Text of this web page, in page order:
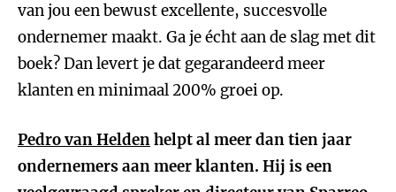
van jou een bewust excellente, succesvolle
ondernemer maakt. Ga je écht aan de slag met dit
boek? Dan levert je dat gegarandeerd meer
klanten en minimaal 200% groei op.
Pedro van Heldenhelpt al meer dan tien jaar
ondernemers aan meer klanten. Hij is een